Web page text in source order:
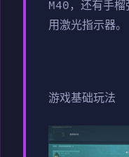
M40，还有手榴
用激光指示器。
游戏基础玩法